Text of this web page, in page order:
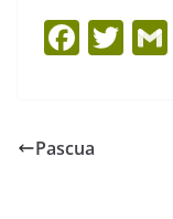
F
e
T
Pascua